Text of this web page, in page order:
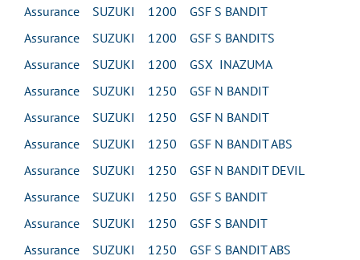
Assurance SUZUKI 1200 GSF S BANDIT
Assurance SUZUKI 1200 GSF S BANDITS
Assurance SUZUKI 1200 GSX INAZUMA
Assurance SUZUKI 1250 GSF N BANDIT
Assurance SUZUKI 1250 GSF N BANDIT
Assurance SUZUKI 1250 GSF N BANDIT ABS
Assurance SUZUKI 1250 GSF N BANDIT DEVIL
Assurance SUZUKI 1250 GSF S BANDIT
Assurance SUZUKI 1250 GSF S BANDIT
Assurance SUZUKI 1250 GSF S BANDIT ABS